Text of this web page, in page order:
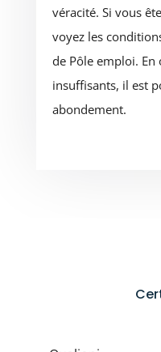
véracité. Si vous
voyez les
de Pôle emploi.
insuffisants, il est
abondement.